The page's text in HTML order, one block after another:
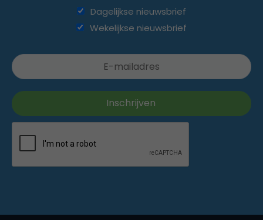
Dagelijkse nieuwsbrief
Wekelijkse nieuwsbrief